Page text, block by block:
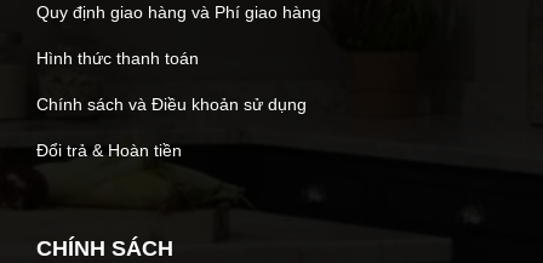
Quy định giao hàng và Phí giao hàng
Hình thức thanh toán
Chính sách và Điều khoản sử dụng
Đổi trả & Hoàn tiền
CHÍNH SÁCH